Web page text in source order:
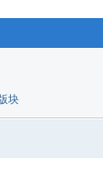
块